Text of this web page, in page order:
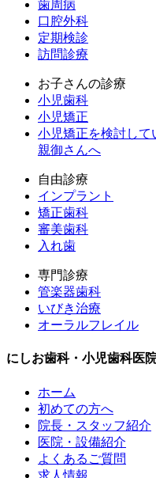
歯周病
口腔外科
定期検診
訪問診療
お子さんの診療
小児歯科
小児矯正
小児矯正を検討して
親御さんへ
自由診療
インプラント
矯正歯科
審美歯科
入れ歯
専門診療
管楽器歯科
いびき治療
オーラルフレイル
にしお歯科・小児歯科医
ホーム
初めての方へ
院長・スタッフ紹介
医院・設備紹介
よくあるご質問
求人情報